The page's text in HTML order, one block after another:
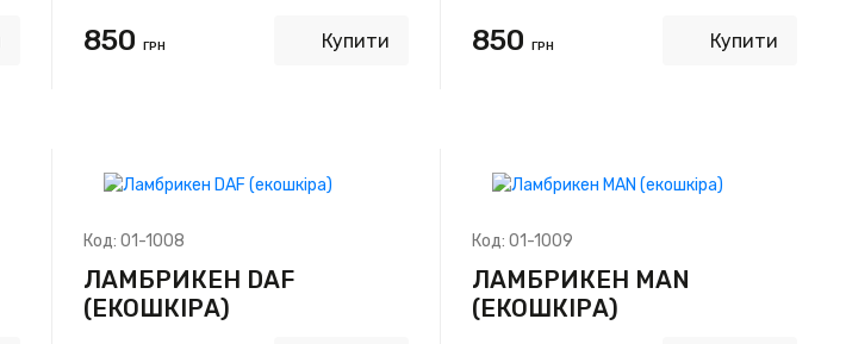
850 ГРН Купити 850 ГРН Купити
Код: 01-1008
ЛАМБРИКЕН DAF
(ЕКОШКІРА)
Код: 01-1009
ЛАМБРИКЕН MAN
(ЕКОШКІРА)